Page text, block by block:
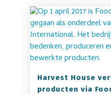
Harvest House
producten via